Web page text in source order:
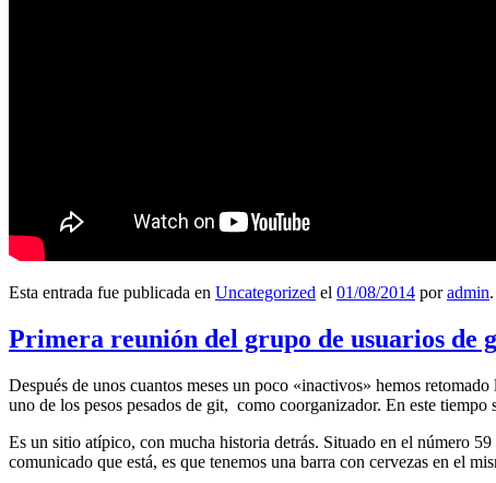
Esta entrada fue publicada en Uncategorized el 01/08/2014 poradmin.
Primera reunión del grupo de usuarios de
Después de unos cuantos meses un poco «inactivos» hemos
uno de los pesos pesados de git, como coorganizador. En este
Es un sitio atípico, con mucha historia detrás. Situado en el número
comunicado que está, es que tenemos una barra con cervezas en el